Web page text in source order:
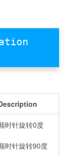
时针旋转0度
时针旋转90度